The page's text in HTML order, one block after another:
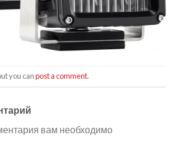
you canpost a comment.
вам необходимо